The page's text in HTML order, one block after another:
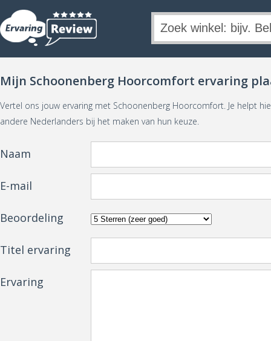
Mijn Schoonenberg Hoorcomfort ervaring
Vertel ons jouw ervaring met Schoonenberg Hoorcomfort. Je helpt
andere Nederlanders bij het maken van hun keuze.
Naam
E-mail
Beoordeling
Titel ervaring
Ervaring